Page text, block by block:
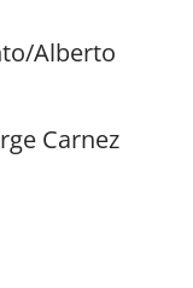
Alberto
Carnez